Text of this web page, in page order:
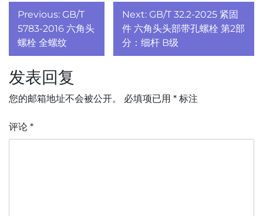
文
章
导
航
Previous: GB/T
5783-2016 六角头
螺栓 全螺纹
Next: GB/T 32.2-2025 紧固
件 六角头头部带孔螺栓 第2部
分：细杆 B级
发表回复
您的邮箱地址不会被公开。 必填项已用 * 标注
评论 *